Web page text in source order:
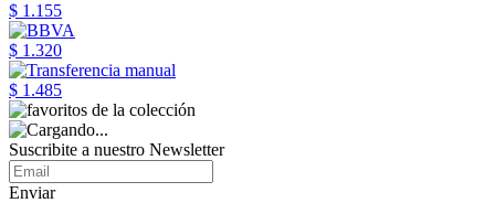
$ 1.155
$ 1.320
$ 1.485
Suscribite a nuestro Newsletter
Enviar